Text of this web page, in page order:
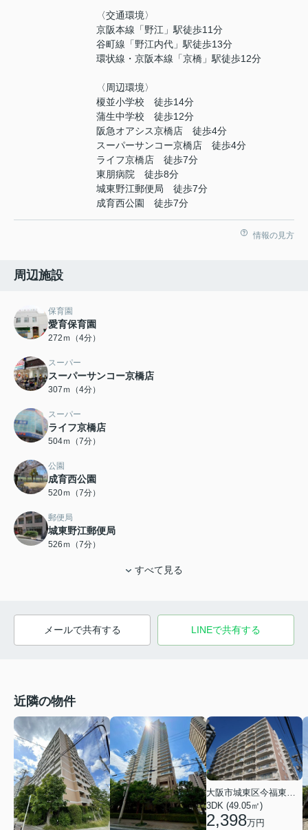
〈交通環境〉
京阪本線「野江」駅徒歩11分
谷町線「野江内代」駅徒歩13分
環状線・京阪本線「京橋」駅徒歩12分
〈周辺環境〉
榎並小学校 徒歩14分
蒲生中学校 徒歩12分
阪急オアシス京橋店 徒歩4分
スーパーサンコー京橋店 徒歩4分
ライフ京橋店 徒歩7分
東朋病院 徒歩8分
城東野江郵便局 徒歩7分
成育西公園 徒歩7分
情報の見方
周辺施設
保育園
愛育保育園
272ｍ（4分）
スーパー
スーパーサンコー京橋店
307ｍ（4分）
スーパー
ライフ京橋店
504ｍ（7分）
公園
成育西公園
520ｍ（7分）
郵便局
城東野江郵便局
526ｍ（7分）
すべて見る
メールで共有する LINEで共有する
近隣の物件
3DK (49.05㎡)
2,398万円